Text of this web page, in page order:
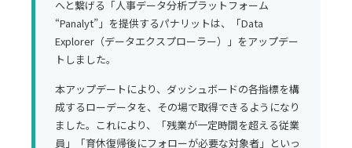
へと繋げる「人事データ分析プラットフォーム
“Panalyt”」を提供するパナリットは、「Data
Explorer（データエクスプローラー）」をアップデー
トしました。
本アップデートにより、ダッシュボードの各指標を構
成するローデータを、その場で取得できるようになり
ました。これにより、「残業が一定時間を超える従業
員」「育休復帰後にフォローが必要な対象者」といっ